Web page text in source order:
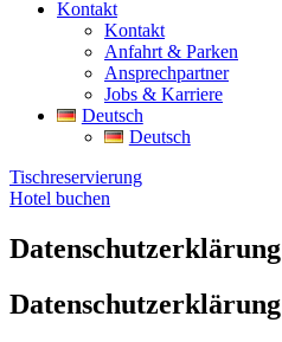
Kontakt
Kontakt
Anfahrt & Parken
Ansprechpartner
Jobs & Karriere
Deutsch
Deutsch
Tischreservierung
Hotel buchen
Datenschutzerklärung
Datenschutzerklärung